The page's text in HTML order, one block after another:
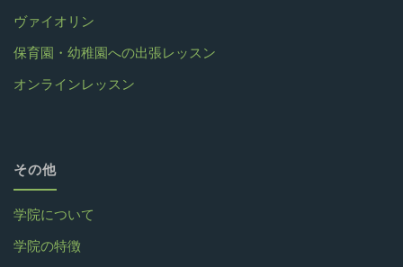
ヴァイオリン
保育園・幼稚園への出張レッスン
オンラインレッスン
その他
学院について
学院の特徴